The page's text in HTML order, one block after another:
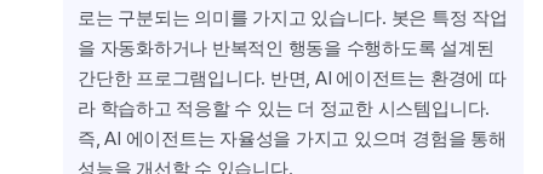
로는 구분되는 의미를 가지고 있습니다. 봇은 특정 작업
을 자동화하거나 반복적인 행동을 수행하도록 설계된
간단한 프로그램입니다. 반면, AI 에이전트는 환경에 따
라 학습하고 적응할 수 있는 더 정교한 시스템입니다.
즉, AI 에이전트는 자율성을 가지고 있으며 경험을 통해
성능을 개선할 수 있습니다.